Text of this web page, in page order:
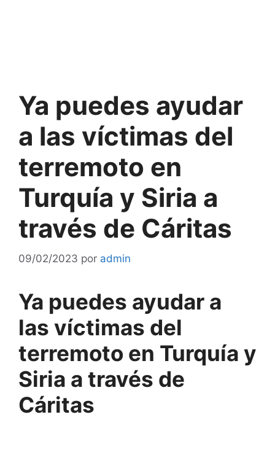
Ya puedes ayudar
a las víctimas del
terremoto en
Turquía y Siria a
través de Cáritas
09/02/2023 por admin
Ya puedes ayudar a
las víctimas del
terremoto en Turquía y
Siria a través de
Cáritas